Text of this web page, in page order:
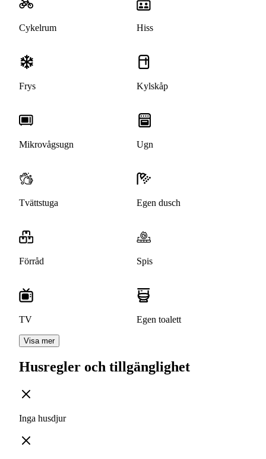
Cykelrum Hiss
Frys Kylskåp
Mikrovågsugn Ugn
Tvättstuga Egen dusch
Förråd Spis
TV Egen toalett
Visa mer
Husregler och tillgänglighet
Inga husdjur